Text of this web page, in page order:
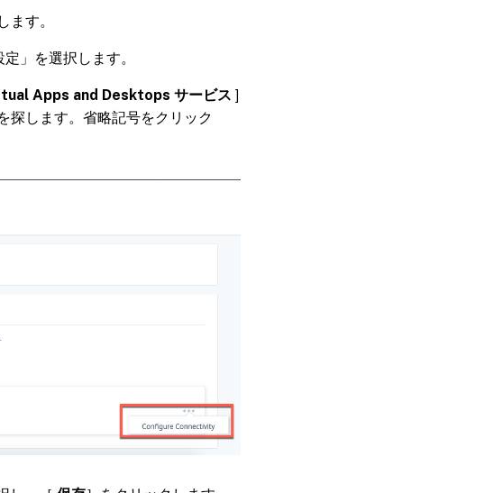
す。
」を選択します。
Apps and Desktops サービス ]
探します。省略記号をクリック